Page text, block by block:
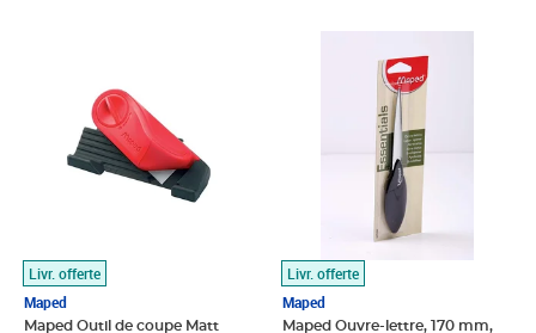
Livr. offerte
Maped
Maped Outil de coupe Matt
Livr. offerte
Maped
Maped Ouvre-lettre, 170 mm,